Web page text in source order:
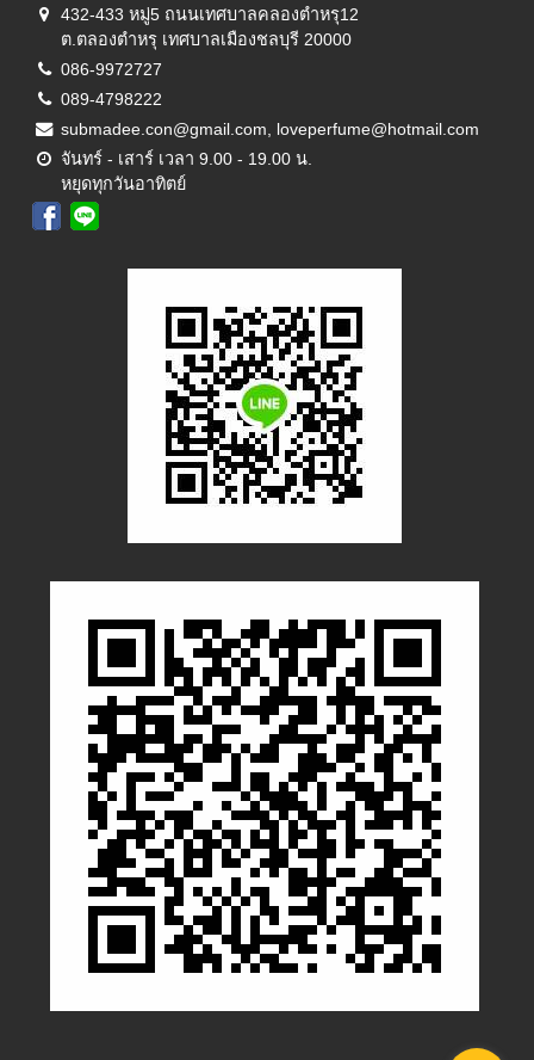
432-433 หมู่5 ถนนเทศบาลคลองตำหรุ12
ต.ตลองตำหรุ เทศบาลเมืองชลบุรี 20000
086-9972727
089-4798222
submadee.con@gmail.com, loveperfume@hotmail.com
จันทร์ - เสาร์ เวลา 9.00 - 19.00 น.
หยุดทุกวันอาทิตย์